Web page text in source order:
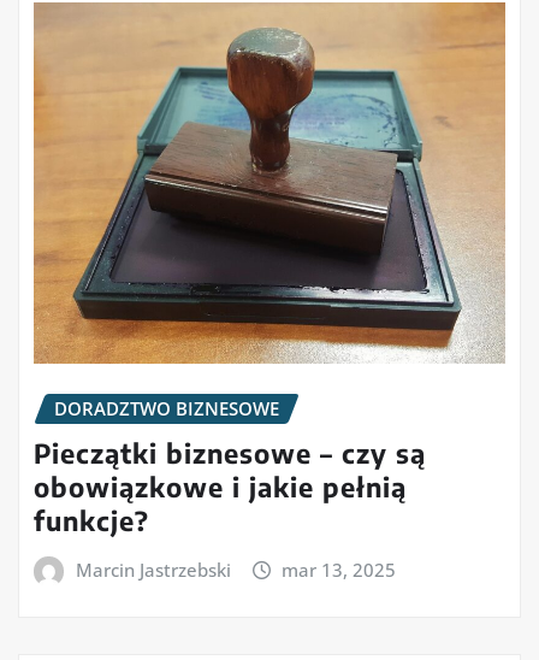
DORADZTWO BIZNESOWE
Pieczątki biznesowe – czy są
obowiązkowe i jakie pełnią
funkcje?
Marcin Jastrzebski mar 13, 2025